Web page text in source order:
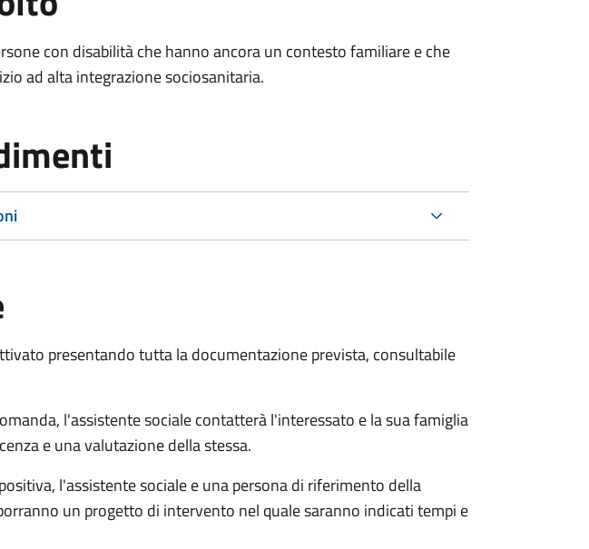
con disabilità che hanno ancora un contesto familiare e che
ad alta integrazione sociosanitaria.
presentando tutta la documentazione prevista, consultabile
l'assistente sociale contatterà l'interessato e la sua famiglia
e una valutazione della stessa.
l'assistente sociale e una persona di riferimento della
un progetto di intervento nel quale saranno indicati tempi e